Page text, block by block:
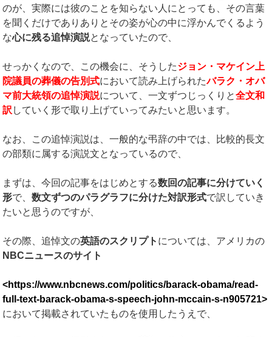
のが、実際には彼のことを知らない人にとっても、その言葉
を聞くだけでありありとその姿が心の中に浮かんでくるよう
な心に残る追悼演説となっていたので、
せっかくなので、この機会に、そうしたジョン・マケイン上
院議員の葬儀の告別式において読み上げられたバラク・オバ
マ前大統領の追悼演説について、一文ずつじっくりと全文和
訳 していく形で取り上げていってみたいと思います。
なお、この追悼演説は、一般的な弔辞の中では、比較的長文
の部類に属する演説文となっているので、
まずは、今回の記事をはじめとする数回の記事に分けていく
形で、数文ずつのパラグラフに分けた対訳形式で訳していき
たいと思うのですが、
その際、追悼文の英語のスクリプト については、アメリカの
NBCニュースのサイト
<https://www.nbcnews.com/politics/barack-obama/read-
full-text-barack-obama-s-speech-john-mccain-s-n905721>
において掲載されていたものを使用したうえで、